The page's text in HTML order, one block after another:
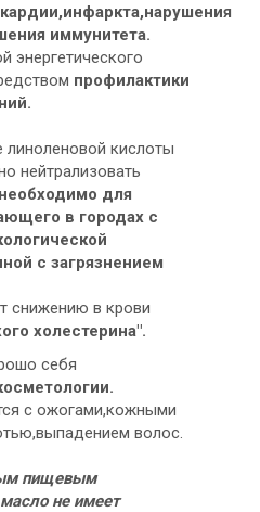
иммунитета.
энергетического
профилактики
кислоты
нейтрализовать
для
в городах с
с загрязнением
снижению в крови
холестерина".
себя
с ожогами,кожными
волос.
пищевым
не имеет